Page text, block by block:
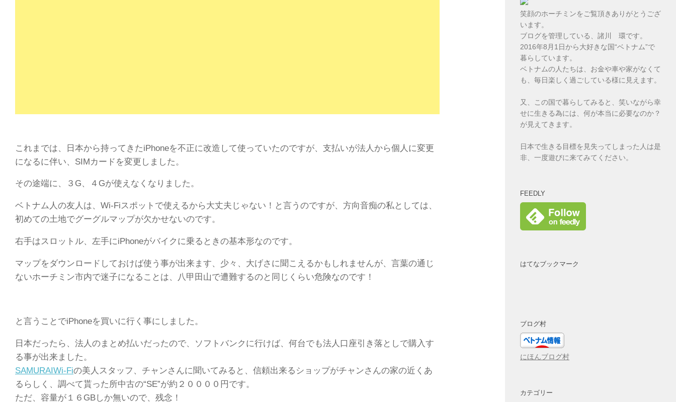
これまでは、日本から持ってきたiPhoneを不正に改造して使っていたのですが、支払いが法人から個人に変更
になるに伴い、SIMカードを変更しました。
その途端に、３G、４Gが使えなくなりました。
ベトナム人の友人は、Wi-Fiスポットで使えるから大丈夫じゃない！と言うのですが、方向音痴の私としては、
初めての土地でグーグルマップが欠かせないのです。
右手はスロットル、左手にiPhoneがバイクに乗るときの基本形なのです。
マップをダウンロードしておけば使う事が出来ます、少々、大げさに聞こえるかもしれませんが、言葉の通じ
ないホーチミン市内で迷子になることは、八甲田山で遭難するのと同じくらい危険なのです！
と言うことでiPhoneを買いに行く事にしました。
日本だったら、法人のまとめ払いだったので、ソフトバンクに行けば、何台でも法人口座引き落としで購入す
る事が出来ました。
SAMURAIWi-Fiの美人スタッフ、チャンさんに聞いてみると、信頼出来るショップがチャンさんの家の近くあ
るらしく、調べて貰った所中古の“SE”が約２００００円です。
ただ、容量が１６GBしか無いので、残念！
笑顔のホーチミンをご覧頂きありがとうござ
います。
ブログを管理している、諸川 環です。
2016年8月1日から大好きな国“ベトナム”で
暮らしています。
ベトナムの人たちは、お金や車や家がなくて
も、毎日楽しく過ごしている様に見えます。
又、この国で暮らしてみると、笑いながら幸
せに生きる為には、何が本当に必要なのか？
が見えてきます。
日本で生きる目標を見失ってしまった人は是
非、一度遊びに来てみてください。
FEEDLY
はてなブックマーク
ブログ村
にほんブログ村
カテゴリー